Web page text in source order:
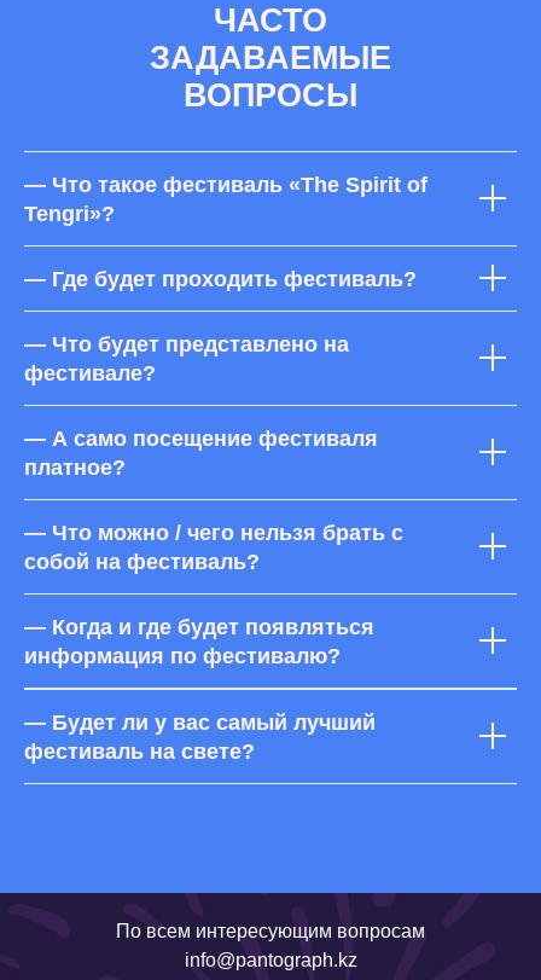
ЧАСТО
ЗАДАВАЕМЫЕ
ВОПРОСЫ
— Что такое фестиваль «The Spirit of
Tengri»?
— Где будет проходить фестиваль?
— Что будет представлено на
фестивале?
— А само посещение фестиваля
платное?
— Что можно / чего нельзя брать с
собой на фестиваль?
— Когда и где будет появляться
информация по фестивалю?
— Будет ли у вас самый лучший
фестиваль на свете?
По всем интересующим вопросам
info@pantograph.kz